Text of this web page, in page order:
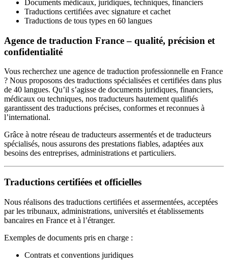
Documents médicaux, juridiques, techniques, financiers
Traductions certifiées avec signature et cachet
Traductions de tous types en 60 langues
Agence de traduction France – qualité, précision et
confidentialité
Vous recherchez une agence de traduction professionnelle en France
? Nous proposons des traductions spécialisées et certifiées dans plus
de 40 langues. Qu’il s’agisse de documents juridiques, financiers,
médicaux ou techniques, nos traducteurs hautement qualifiés
garantissent des traductions précises, conformes et reconnues à
l’international.
Grâce à notre réseau de traducteurs assermentés et de traducteurs
spécialisés, nous assurons des prestations fiables, adaptées aux
besoins des entreprises, administrations et particuliers.
Traductions certifiées et officielles
Nous réalisons des traductions certifiées et assermentées, acceptées
par les tribunaux, administrations, universités et établissements
bancaires en France et à l’étranger.
Exemples de documents pris en charge :
Contrats et conventions juridiques